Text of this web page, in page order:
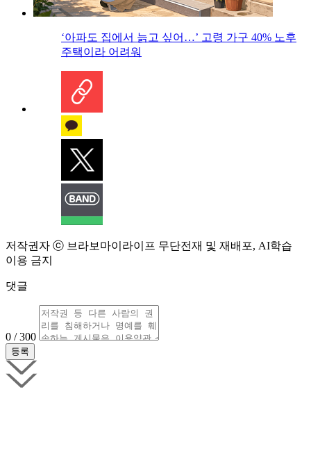
‘아파도 집에서 늙고 싶어…’ 고령 가구 40% 노후
주택이라 어려워
저작권자 ⓒ 브라보마이라이프 무단전재 및 재배포, AI학습
이용 금지
댓글
0 / 300